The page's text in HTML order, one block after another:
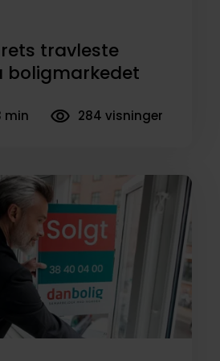
tid at deltage i
Selve vurderingen
30 og 60 minutter og er
og uden forpligtelser.
til dig den 27. eller 28.
din bolig – og bare
rydde op eller have
du tilmelder dig, vælger
tid efter ringer eller skriver
der passer dig.
af?
travleste
boligmarkedet
min 284 visninger